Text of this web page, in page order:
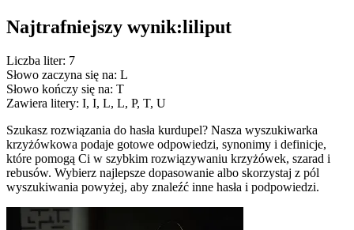
Najtrafniejszy wynik:liliput
Liczba liter: 7
Słowo zaczyna się na: L
Słowo kończy się na: T
Zawiera litery: I, I, L, L, P, T, U
Szukasz rozwiązania do hasła kurdupel? Nasza wyszukiwarka
krzyżówkowa podaje gotowe odpowiedzi, synonimy i definicje,
które pomogą Ci w szybkim rozwiązywaniu krzyżówek, szarad i
rebusów. Wybierz najlepsze dopasowanie albo skorzystaj z pól
wyszukiwania powyżej, aby znaleźć inne hasła i podpowiedzi.